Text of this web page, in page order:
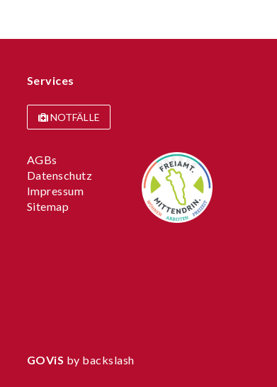
Services
NOTFÄLLE
AGBs
Datenschutz
Impressum
Sitemap
GOViS by backslash